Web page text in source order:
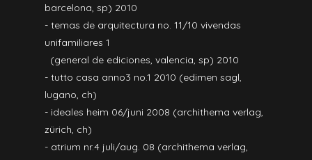
barcelona, sp) 2010
- temas de arquitectura no. 11/10 vivendas
unifamiliares 1
(general de ediciones, valencia, sp) 2010
- tutto casa anno3 no.1 2010 (edimen sagl,
lugano, ch)
- ideales heim 06/juni 2008 (archithema verlag,
zürich, ch)
- atrium nr.4 juli/aug. 08 (archithema verlag,